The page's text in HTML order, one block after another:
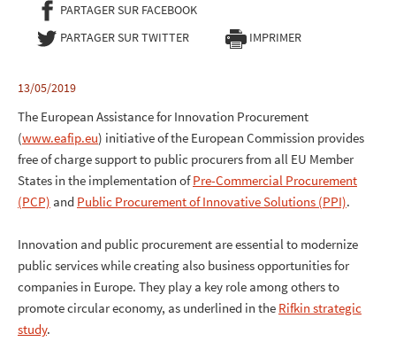
PARTAGER SUR FACEBOOK- NOUVELLE FENÊTRE
PARTAGER SUR TWITTER- NOUVELLE FENÊTRE
IMPRIMER
13/05/2019
The European Assistance for Innovation Procurement
(www.eafip.eu) initiative of the European Commission provides
free of charge support to public procurers from all EU Member
States in the implementation ofPre-Commercial Procurement
(PCP) and Public Procurement of Innovative Solutions (PPI).
Innovation and public procurement are essential to modernize
public services while creating also business opportunities for
companies in Europe. They play a key role among others to
promote circular economy, as underlined in the Rifkin strategic
study.